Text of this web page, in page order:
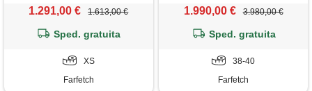
1.291,00 € 1.613,00 €
Sped. gratuita
XS
Farfetch
1.990,00 € 3.980,00 €
Sped. gratuita
38-40
Farfetch